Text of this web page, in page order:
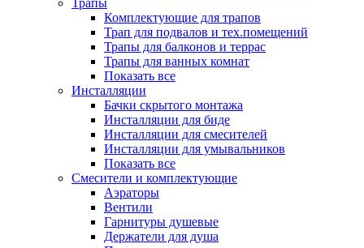
Трапы
Комплектующие для трапов
Трап для подвалов и тех.помещений
Трапы для балконов и террас
Трапы для ванных комнат
Показать все
Инсталляции
Бачки скрытого монтажа
Инсталляции для биде
Инсталляции для смесителей
Инсталляции для умывальников
Показать все
Смесители и комплектующие
Аэраторы
Вентили
Гарнитуры душевые
Держатели для душа